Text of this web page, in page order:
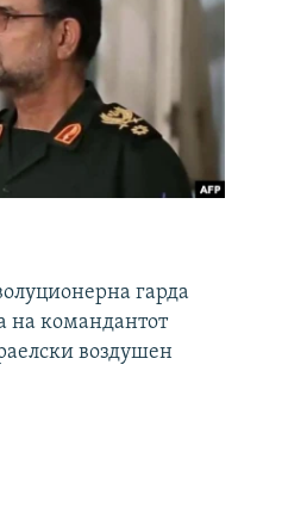
гарда
на командантот
воздушен